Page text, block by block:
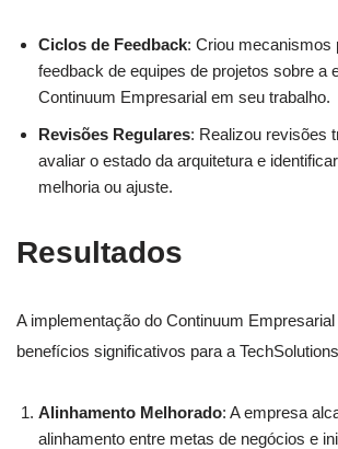
Ciclos de Feedback: Criou mecanismos
feedback de equipes de projetos sobre a
Continuum Empresarial em seu trabalho.
Revisões Regulares: Realizou revisões
avaliar o estado da arquitetura e
melhoria ou ajuste.
Resultados
A implementação do Continuum
benefícios significativos para a
Alinhamento Melhorado: A empresa
alinhamento entre metas de negócios e